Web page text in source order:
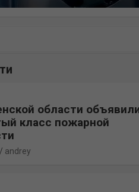
области
класс пожарной
andrey